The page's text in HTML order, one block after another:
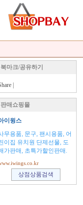
북마크/공유하기
판매쇼핑몰
이윙스
무용품, 문구, 팬시용품, 어
이집 유치원 단제선물, 도
가판매, 초특가할인판매.